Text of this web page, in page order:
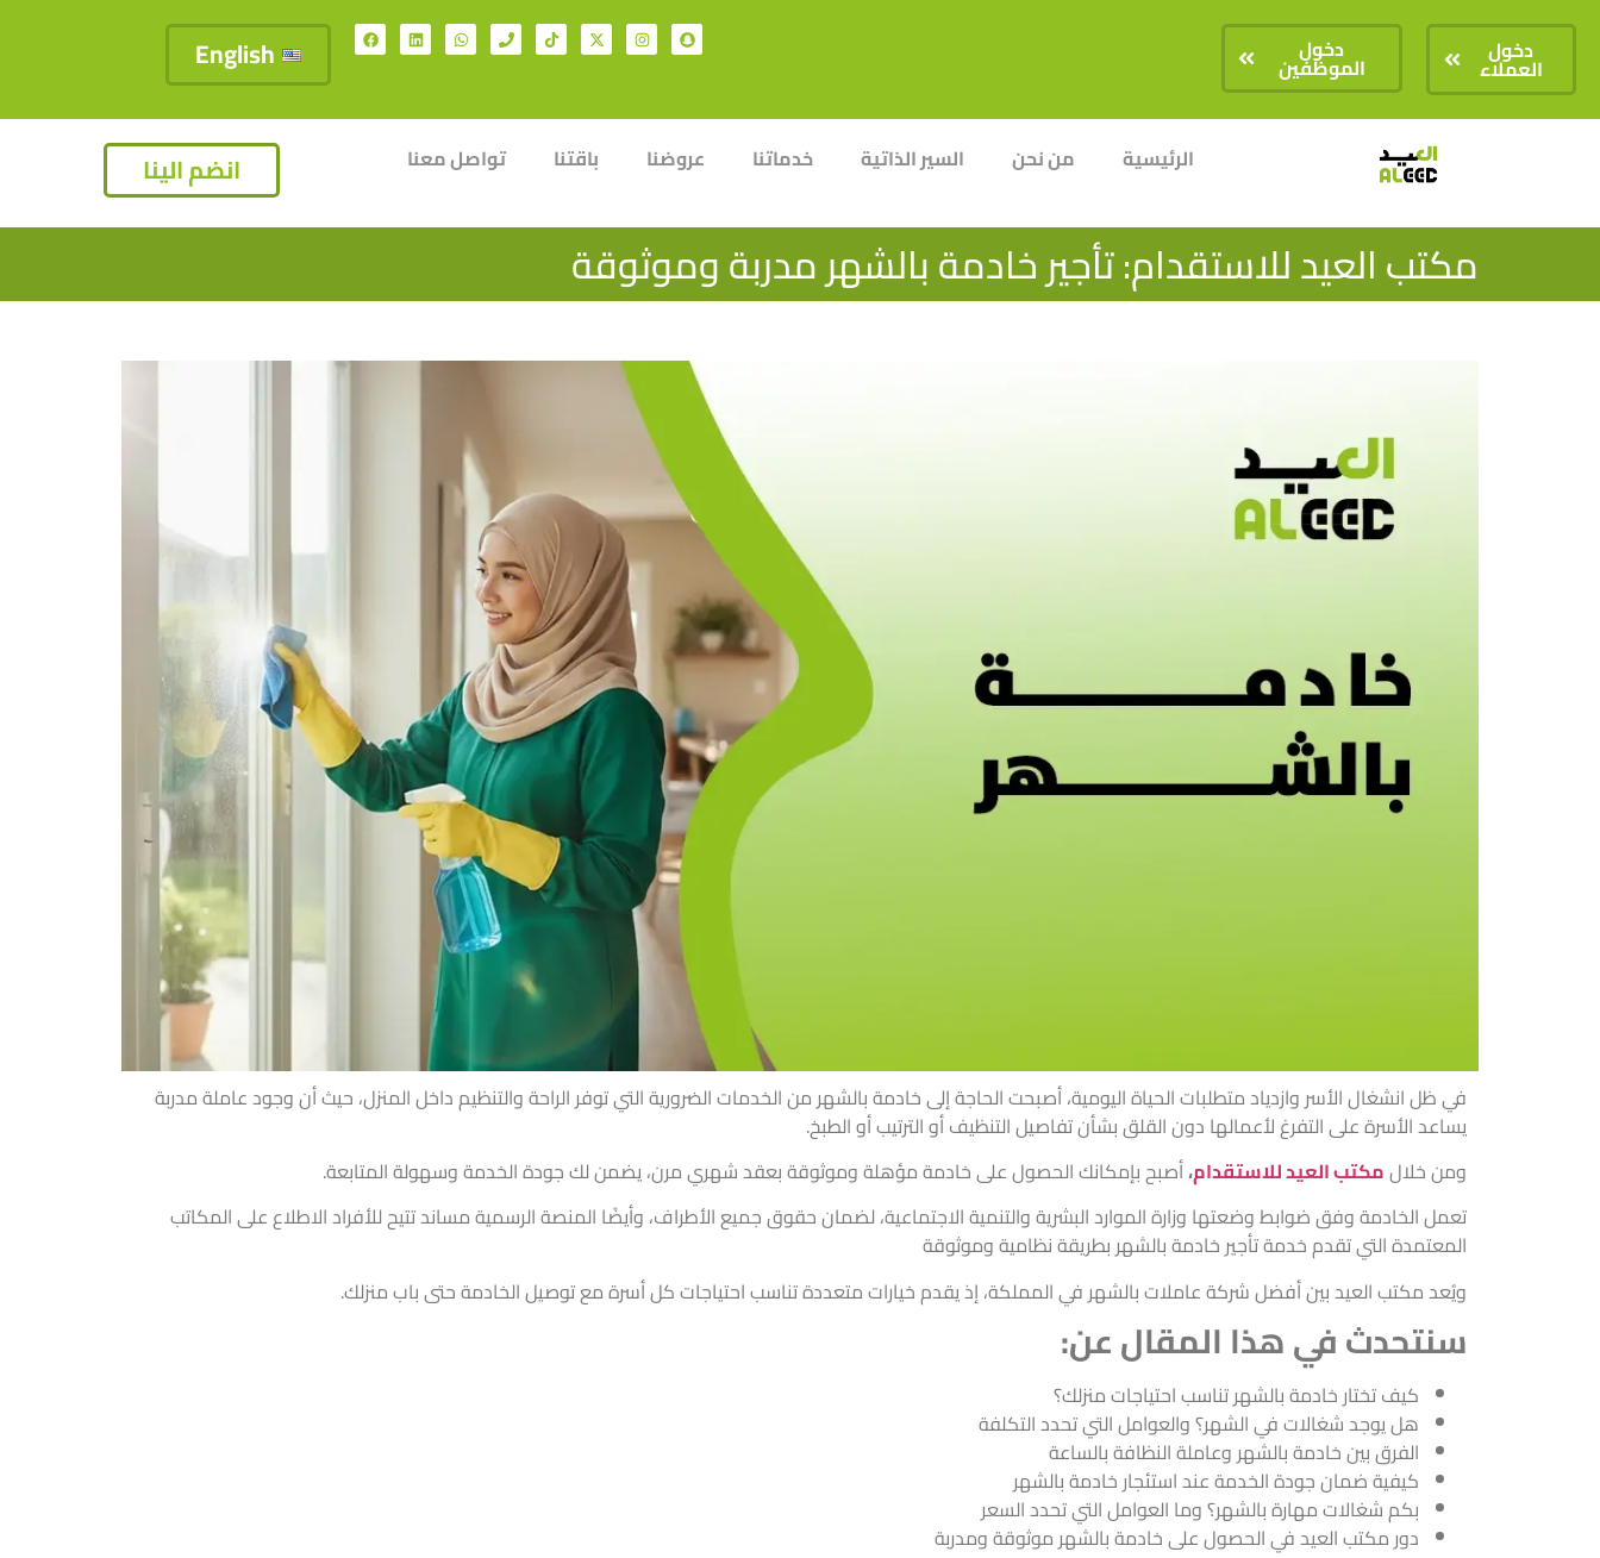
دخول
العملاء
دخول
الموظفين English
الرئيسية من نحن السير الذاتية خدماتنا عروضنا باقتنا تواصل معنا انضم الينا
مكتب العيد للاستقدام: تأجير خادمة بالشهر مدربة وموثوقة
في ظل انشغال الأسر وازدياد متطلبات الحياة اليومية، أصبحت الحاجة إلى خادمة بالشهر من الخدمات الضرورية التي توفر الراحة والتنظيم داخل المنزل، حيث أن وجود عاملة مدربة
يساعد الأسرة على التفرغ لأعمالها دون القلق بشأن تفاصيل التنظيف أو الترتيب أو الطبخ.
ومن خلالمكتب العيد للاستقدام،أصبح بإمكانك الحصول على خادمة مؤهلة وموثوقة بعقد شهري مرن، يضمن لك جودة الخدمة وسهولة المتابعة.
تعمل الخادمة وفق ضوابط وضعتها وزارة الموارد البشرية والتنمية الاجتماعية، لضمان حقوق جميع الأطراف، وأيضًا المنصة الرسمية مساند تتيح للأفراد الاطلاع على المكاتب
المعتمدة التي تقدم خدمة تأجير خادمة بالشهر بطريقة نظامية وموثوقة
ويُعد مكتب العيد بين أفضل شركة عاملات بالشهر في المملكة، إذ يقدم خيارات متعددة تناسب احتياجات كل أسرة مع توصيل الخادمة حتى باب منزلك.
سنتحدث في هذا المقال عن:
كيف تختار خادمة بالشهر تناسب احتياجات منزلك؟
هل يوجد شغالات في الشهر؟ والعوامل التي تحدد التكلفة
الفرق بين خادمة بالشهر وعاملة النظافة بالساعة
كيفية ضمان جودة الخدمة عند استئجار خادمة بالشهر
بكم شغالات مهارة بالشهر؟ وما العوامل التي تحدد السعر
دور مكتب العيد في الحصول على خادمة بالشهر موثوقة ومدربة